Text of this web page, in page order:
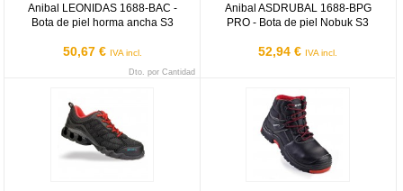
Anibal LEONIDAS 1688-BAC -
Bota de piel horma ancha S3
50,67 € IVA incl.
Dto. por Cantidad
Anibal ASDRUBAL 1688-BPG
PRO - Bota de piel Nobuk S3
52,94 € IVA incl.